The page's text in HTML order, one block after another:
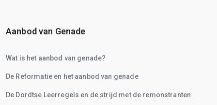
Aanbod van Genade
Wat is het aanbod van genade?
De Reformatie en het aanbod van genade
De Dordtse Leerregels en de strijd met de remonstranten